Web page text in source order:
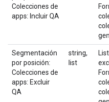
Colecciones de
apps: Incluir QA
Segmentación
por posición:
Colecciones de
apps: Excluir
QA
string,
list